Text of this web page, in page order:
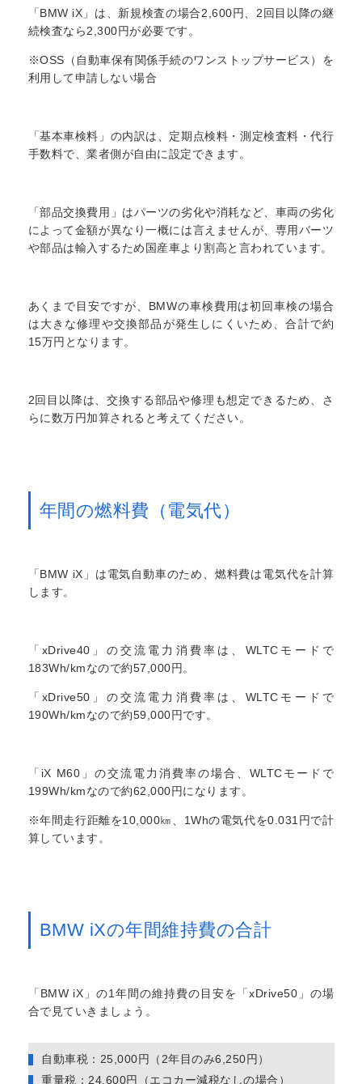
「BMW iX」は、新規検査の場合2,600円、2回目以降の継
続検査なら2,300円が必要です。
※OSS（自動車保有関係手続のワンストップサービス）を
利用して申請しない場合
「基本車検料」の内訳は、定期点検料・測定検査料・代行
手数料で、業者側が自由に設定できます。
「部品交換費用」はパーツの劣化や消耗など、車両の劣化
によって金額が異なり一概には言えませんが、専用バーツ
や部品は輸入するため国産車より割高と言われています。
あくまで目安ですが、BMWの車検費用は初回車検の場合
は大きな修理や交換部品が発生しにくいため、合計で約
15万円となります。
2回目以降は、交換する部品や修理も想定できるため、さ
らに数万円加算されると考えてください。
年間の燃料費（電気代）
「BMW iX」は電気自動車のため、燃料費は電気代を計算
します。
「xDrive40」の交流電力消費率は、WLTCモードで
183Wh/kmなので約57,000円。
「xDrive50」の交流電力消費率は、WLTCモードで
190Wh/kmなので約59,000円です。
「iX M60」の交流電力消費率の場合、WLTCモードで
199Wh/kmなので約62,000円になります。
※年間走行距離を10,000㎞、1Whの電気代を0.031円で計
算しています。
BMW iXの年間維持費の合計
「BMW iX」の1年間の維持費の目安を「xDrive50」の場
合で見ていきましょう。
自動車税：25,000円（2年目のみ6,250円）
重量税：24,600円（エコカー減税なしの場合）